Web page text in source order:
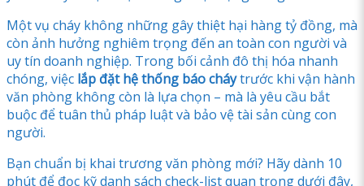
Một vụ cháy không những gây thiệt hại hàng tỷ đồng, mà
còn ảnh hưởng nghiêm trọng đến an toàn con người và
uy tín doanh nghiệp. Trong bối cảnh đô thị hóa nhanh
chóng, việc lắp đặt hệ thống báo cháytrước khi vận hành
văn phòng không còn là lựa chọn – mà là yêu cầu bắt
buộc để tuân thủ pháp luật và bảo vệ tài sản cùng con
người.
Bạn chuẩn bị khai trương văn phòng mới? Hãy dành 10
phút để đọc kỹ danh sách check-list quan trọng dưới đây,